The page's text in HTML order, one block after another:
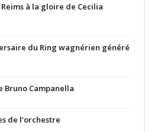
à la gloire de Cecilia
du Ring wagnérien généré
Bruno Campanella
de l’orchestre